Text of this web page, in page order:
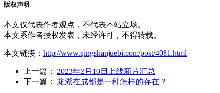
版权声明
本文仅代表作者观点，不代表本站立场。
本文系作者授权发表，未经许可，不得转载。
本文链接： http://www.qingshanjuebi.com/post/4081.html
上一篇： 2023年2月10日上线新片汇总
下一篇： 龙湖在成都是一种怎样的存在？